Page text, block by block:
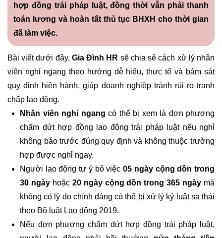
hợp đồng trái pháp luật, đồng thời vẫn phải thanh
toán lương và hoàn tất thủ tục BHXH cho thời gian
đã làm việc.
Bài viết dưới đây, Gia Đình HR sẽ chia sẻ cách xử lý nhân
viên nghỉ ngang theo hướng dễ hiểu, thực tế và bám sát
quy định hiện hành, giúp doanh nghiệp tránh rủi ro tranh
chấp lao động.
Nhân viên nghỉ ngang có thể bị xem là đơn phương
chấm dứt hợp đồng lao động trái pháp luật nếu nghỉ
không báo trước đúng quy định và không thuộc trường
hợp được nghỉ ngay.
Người lao động tự ý bỏ việc05 ngày cộng dồn trong
30 ngàyhoặc 20 ngày cộng dồn trong 365 ngày mà
không có lý do chính đáng có thể bị xử lý kỷ luật sa thải
theo Bộ luật Lao động 2019.
Nếu đơn phương chấm dứt hợp đồng trái pháp luật,